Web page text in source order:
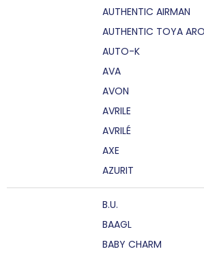
AUTHENTIC AIRMAN
AUTHENTIC TOYA
AUTO-K
AVA
AVON
AVRILE
AVRILÉ
AXE
AZURIT
B.U.
BAAGL
BABY CHARM